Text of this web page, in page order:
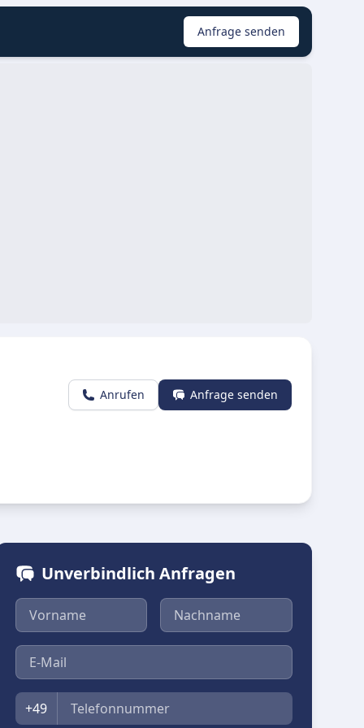
Anfrage senden
Anrufen Anfrage senden
Unverbindlich Anfragen
Vorname Nachname
E-Mail
Telefon
+49